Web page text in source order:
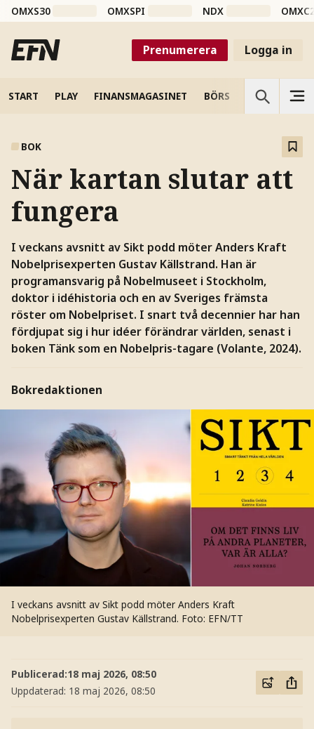
OMXS30 OMXSPI NDX
Prenumerera Logga in
START PLAY FINANSMAGASINET BÖRS VETENSKAP
BOK
När kartan slutar att
fungera
I veckans avsnitt av Sikt podd möter Anders Kraft
Nobelprisexperten Gustav Källstrand. Han är
programansvarig på Nobelmuseet i Stockholm,
doktor i idéhistoria och en av Sveriges främsta
röster om Nobelpriset. I snart två decennier har han
fördjupat sig i hur idéer förändrar världen, senast i
boken Tänk som en Nobelpris-tagare (Volante, 2024).
Bokredaktionen
I veckans avsnitt av Sikt podd möter Anders Kraft
Nobelprisexperten Gustav Källstrand. Foto: EFN/TT
Publicerad:18 maj 2026, 08:50
Uppdaterad: 18 maj 2026, 08:50